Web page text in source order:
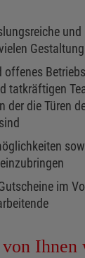
offenes
tatkräftigen
der die Türen
im
Ihnen